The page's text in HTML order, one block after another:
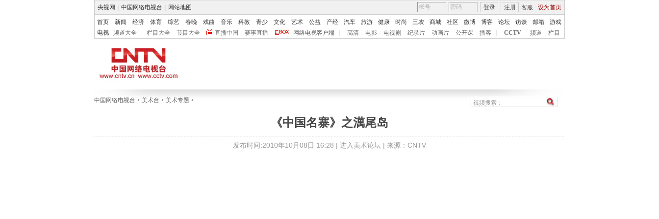
央视网 中国网络电视台 网站地图 客服 设为首页
登录 注册
首页 新闻 经济 体育 综艺 春晚 戏曲 音乐 科教 青少 文化 艺术 公益 产经 汽车 旅游 健康 时尚 三农 商城 社区 微博 博客 论坛 访谈 邮箱
游戏
电视
频道大全 栏目大全 节目大全 直播中国 赛事直播 网络电视客户端 高清 电影 电视剧 纪录片 动画片 公开课 播客 CCTV 频道 栏目
中国网络电视台 > 美术台 > 美术专题 >
《中国名寨》之澫尾岛
发布时间:2010年10月08日 16:28 | 进入美术论坛 | 来源：CNTV